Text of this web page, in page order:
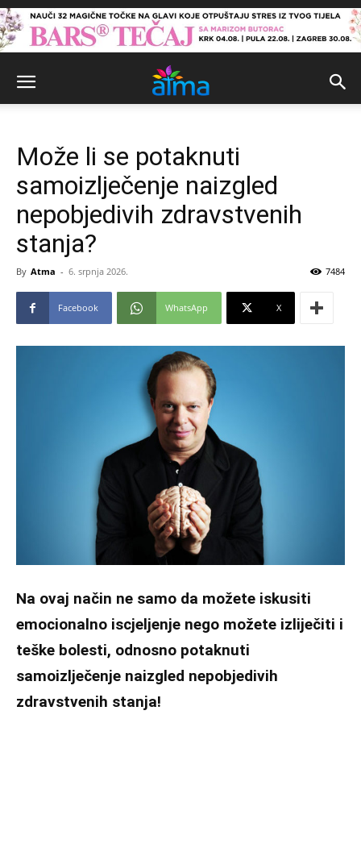
Može li se potaknuti
samoizlječenje naizgled
nepobjedivih zdravstvenih
stanja?
By Atma - 6. srpnja 2026. 7484
Facebook WhatsApp X
Na ovaj način ne samo da možete iskusiti
emocionalno iscjeljenje nego možete izliječiti i
teške bolesti, odnosno potaknuti
samoizlječenje naizgled nepobjedivih
zdravstvenih stanja!